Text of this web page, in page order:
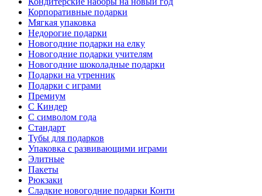
Корпоративные подарки
Мягкая упаковка
Недорогие подарки
Новогодние подарки на елку
Новогодние подарки учителям
Новогодние шоколадные подарки
Подарки на утренник
Подарки с играми
Премиум
С Киндер
С символом года
Стандарт
Тубы для подарков
Упаковка с развивающими играми
Элитные
Пакеты
Рюкзаки
Сладкие новогодние подарки Конти